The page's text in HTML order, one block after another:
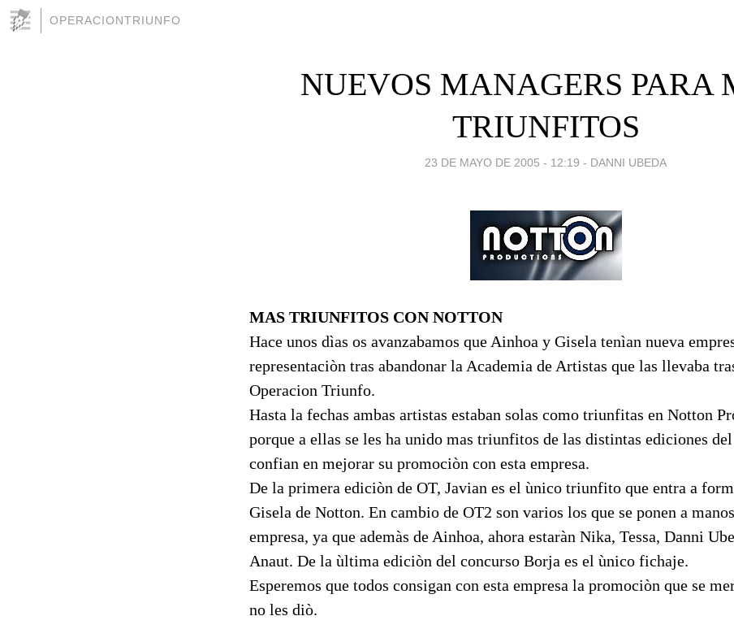
OPERACIONTRIUNFO
NUEVOS MANAGERS PARA
TRIUNFITOS
23 DE MAYO DE 2005 - 12:19 - DANNI UBEDA
MAS TRIUNFITOS CON NOTTON
Hace unos dìas os avanzabamos que Ainhoa y Gisela tenìan nueva
representaciòn tras abandonar la Academia de Artistas que las llevaba
Operacion Triunfo.
Hasta la fechas ambas artistas estaban solas como triunfitas en Notton
porque a ellas se les ha unido mas triunfitos de las distintas ediciones
confian en mejorar su promociòn con esta empresa.
De la primera ediciòn de OT, Javian es el ùnico triunfito que entra a
Gisela de Notton. En cambio de OT2 son varios los que se ponen a
empresa, ya que ademàs de Ainhoa, ahora estaràn Nika, Tessa, Danni
Anaut. De la ùltima ediciòn del concurso Borja es el ùnico fichaje.
Esperemos que todos consigan con esta empresa la promociòn que se
no les diò.